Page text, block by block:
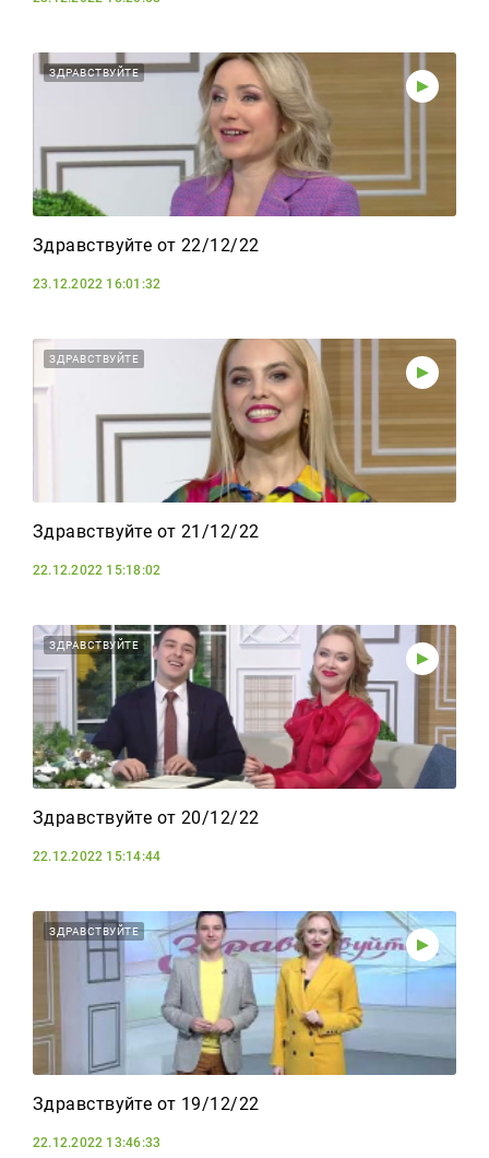
ЗДРАВСТВУЙТЕ
Здравствуйте от 22/12/22
23.12.2022 16:01:32
ЗДРАВСТВУЙТЕ
Здравствуйте от 21/12/22
22.12.2022 15:18:02
ЗДРАВСТВУЙТЕ
Здравствуйте от 20/12/22
22.12.2022 15:14:44
ЗДРАВСТВУЙТЕ
Здравствуйте от 19/12/22
22.12.2022 13:46:33